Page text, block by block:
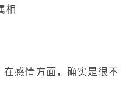
相
感情方面，确实是很不